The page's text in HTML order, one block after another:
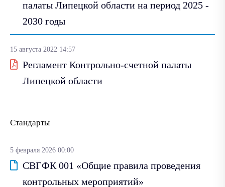
палаты Липецкой области на период 2025 -
2030 годы
15 августа 2022 14:57
Регламент Контрольно-счетной палаты
Липецкой области
Стандарты
5 февраля 2026 00:00
СВГФК 001 «Общие правила проведения
контрольных мероприятий»